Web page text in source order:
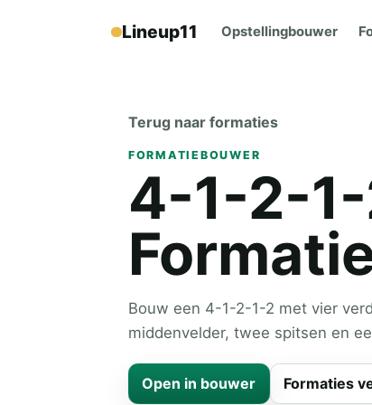
Lineup11 Opstellingbouwer
Terug naar formaties
FORMATIEBOUWER
4-1-2-
Bouw een 4-1-2-1-2 met vier
middenvelder, twee spitsen en
Open in bouwer Formaties